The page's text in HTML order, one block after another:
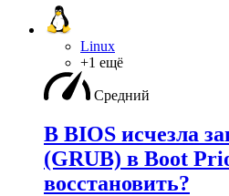
Linux
+1 ещё
Средний
В BIOS исчезла
(GRUB) в Boot
восстановить?